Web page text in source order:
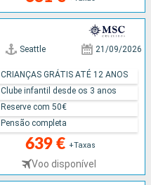
Seattle 21/09/2026
639 € +Taxas
Voo disponível
CRIANÇAS GRÁTIS ATÉ 12 ANOS
Clube infantil desde os 3 anos
Reserve com 50€
Pensão completa